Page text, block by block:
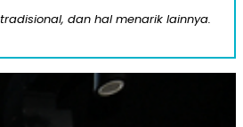
dan hal menarik lainnya.